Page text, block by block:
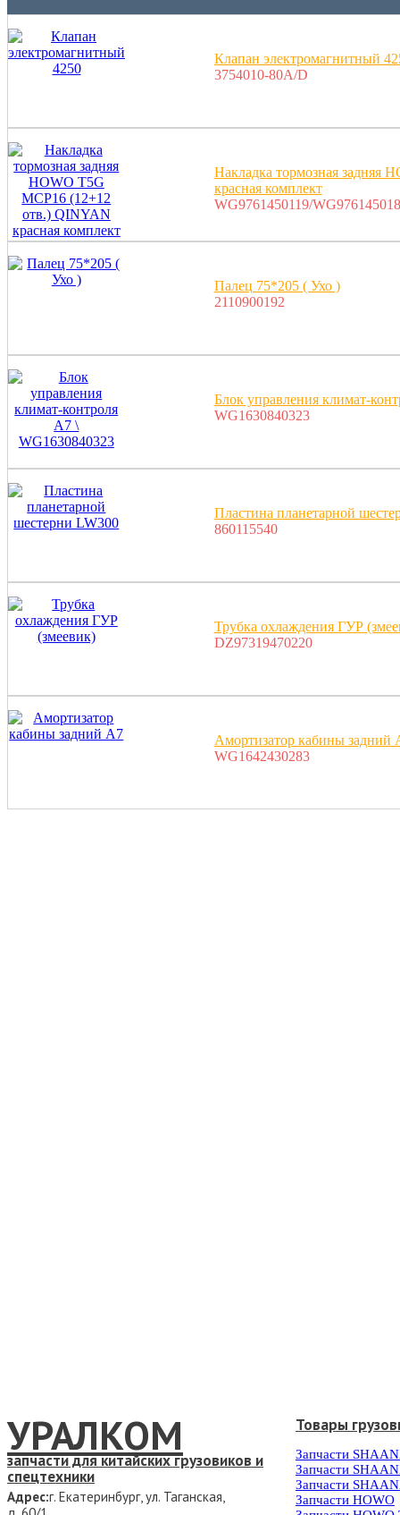
Клапан электромагнитный
3754010-80A/D
Накладка тормозная задняя
красная комплект
WG9761450119/
Палец 75*205 ( Ухо )
2110900192
Блок управления климат-
WG1630840323
Пластина планетарной
860115540
Трубка охлаждения ГУР
DZ97319470220
Амортизатор кабины задний
WG1642430283
УРАЛКОМ
запчасти для китайских грузовиков и
спецтехники
Адрес:г. Екатеринбург, ул. Таганская,
Товары
Запчасти
Запчасти
Запчасти
Запчасти HOWO